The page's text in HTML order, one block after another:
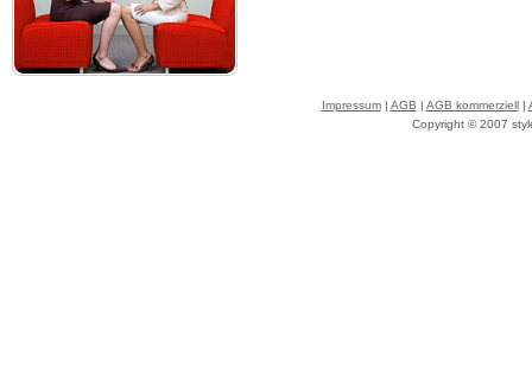
Impressum| AGB | AGB kommerziell|
Copyright © 2007